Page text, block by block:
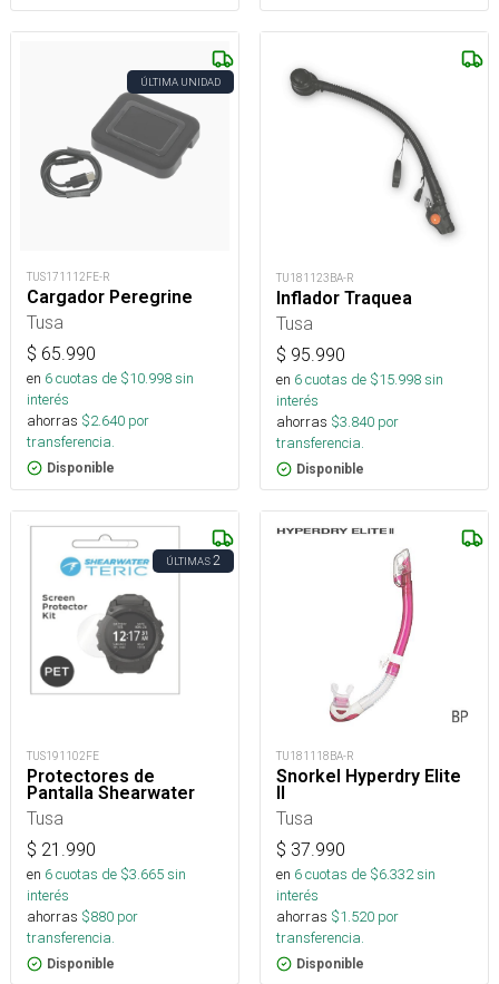
ÚLTIMA UNIDAD
TUS171112FE-R
Cargador Peregrine
Tusa
$ 65.990
en 6cuotas de $10.998sin
interés
ahorras $2.640 por
transferencia.
Disponible
TU181123BA-R
Inflador Traquea
Tusa
$ 95.990
en 6cuotas de $15.998sin
interés
ahorras $3.840 por
transferencia.
Disponible
ÚLTIMAS2
TUS191102FE
Protectores de
Pantalla Shearwater
Tusa
$ 21.990
en 6cuotas de $3.665sin
interés
ahorras $880 por
transferencia.
Disponible
TU181118BA-R
Snorkel Hyperdry Elite
Tusa
$ 37.990
en 6cuotas de $6.332sin
interés
ahorras $1.520 por
transferencia.
Disponible